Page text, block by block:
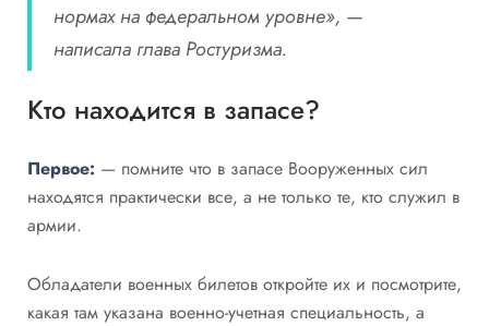
нормах на федеральном уровне», —
написала глава Ростуризма.
Кто находится в запасе?
Первое: — помните что в запасе Вооруженных сил
находятся практически все, а не только те, кто служил в
армии.
Обладатели военных билетов откройте их и посмотрите,
какая там указана военно-учетная специальность, а